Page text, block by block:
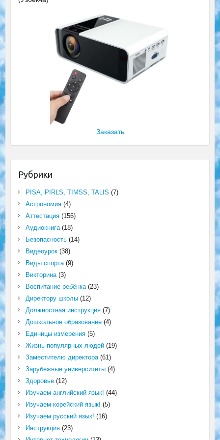
Заказать
Рубрики
PISA, PIRLS, TIMSS, TALIS (7)
Астрономия(4)
Аттестация(156)
Аудиокнига(18)
Безопасность(14)
Видеоурок(38)
Виды спорта(9)
Викторина(3)
Воспитание ребёнка(23)
Директору школы(12)
Должностная инструкция(7)
Дошкольное образование(4)
Единицы измерения(5)
Жизнь популярных людей(19)
Заместителю директора(61)
Зарубежные университеты(4)
Здоровье(12)
Изучаем английский язык! (44)
Изучаем корейский язык! (5)
Изучаем русский язык! (16)
Инструкция(23)